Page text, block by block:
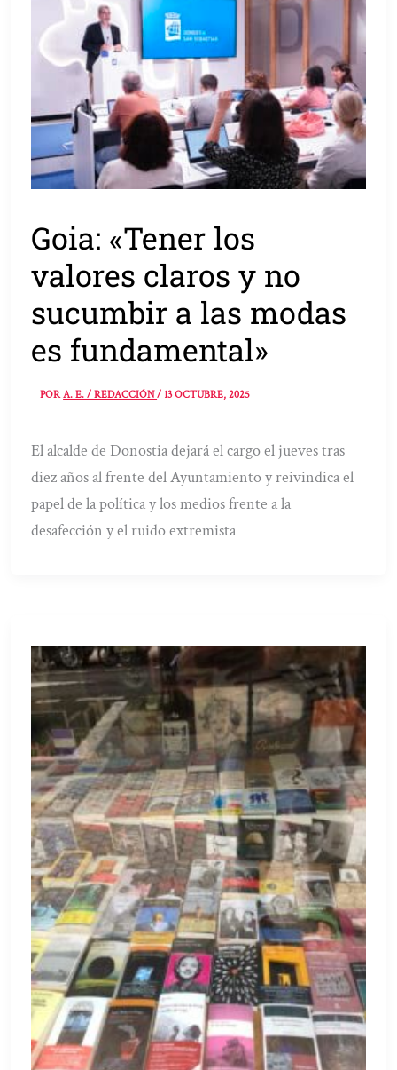
Goia: «Tener los
valores claros y no
sucumbir a las modas
es fundamental»
PORA. E. / REDACCIÓN/13 OCTUBRE, 2025
El alcalde de Donostia dejará el cargo el jueves tras
diez años al frente del Ayuntamiento y reivindica el
papel de la política y los medios frente a la
desafección y el ruido extremista